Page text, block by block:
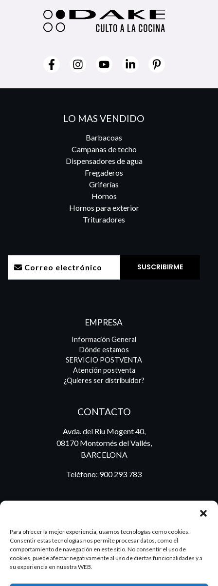
Para ofrecer la mejor experiencia, usamos tecnologías como cookies.
Consentir estas tecnologías nos permite procesar datos, como el
comportamiento de navegación en este sitio. No consentir el uso de
cookies, puede afectar negativamente al uso de ciertas funcionalidades y a
su experiencia en nuestra WEB.
LO MAS VENDIDO
Barbacoas
Campanas de techo
Dispensadores de agua
Fregaderos
Griferías
Hornos
Hornos para exterior
Trituradores
EMPRESA
Información General
Dónde estamos
SERVICIO POSTVENTA
Atención postventa
¿Quieres ser distribuidor?
CONTACTO
Avda. del Riu Mogent 40,
08170 Montornés del Vallés,
BARCELONA
Teléfono: 900 293 783